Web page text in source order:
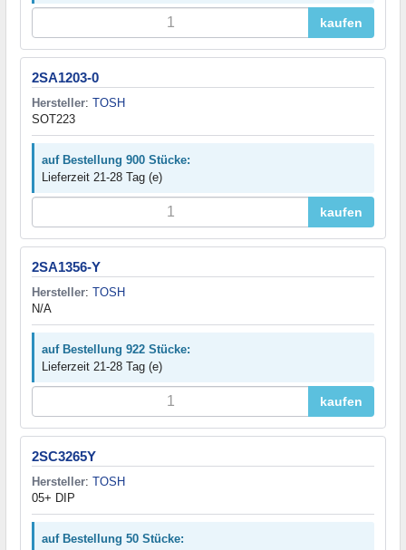
kaufen
2SA1203-0
Hersteller: TOSH
SOT223
auf Bestellung 900 Stücke:
Lieferzeit 21-28 Tag (e)
kaufen
2SA1356-Y
Hersteller: TOSH
N/A
auf Bestellung 922 Stücke:
Lieferzeit 21-28 Tag (e)
kaufen
2SC3265Y
Hersteller: TOSH
05+ DIP
auf Bestellung 50 Stücke: